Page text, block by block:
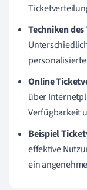
Techniken
Online
über
Verfügbarkeit
Beispiel
effektive
ein